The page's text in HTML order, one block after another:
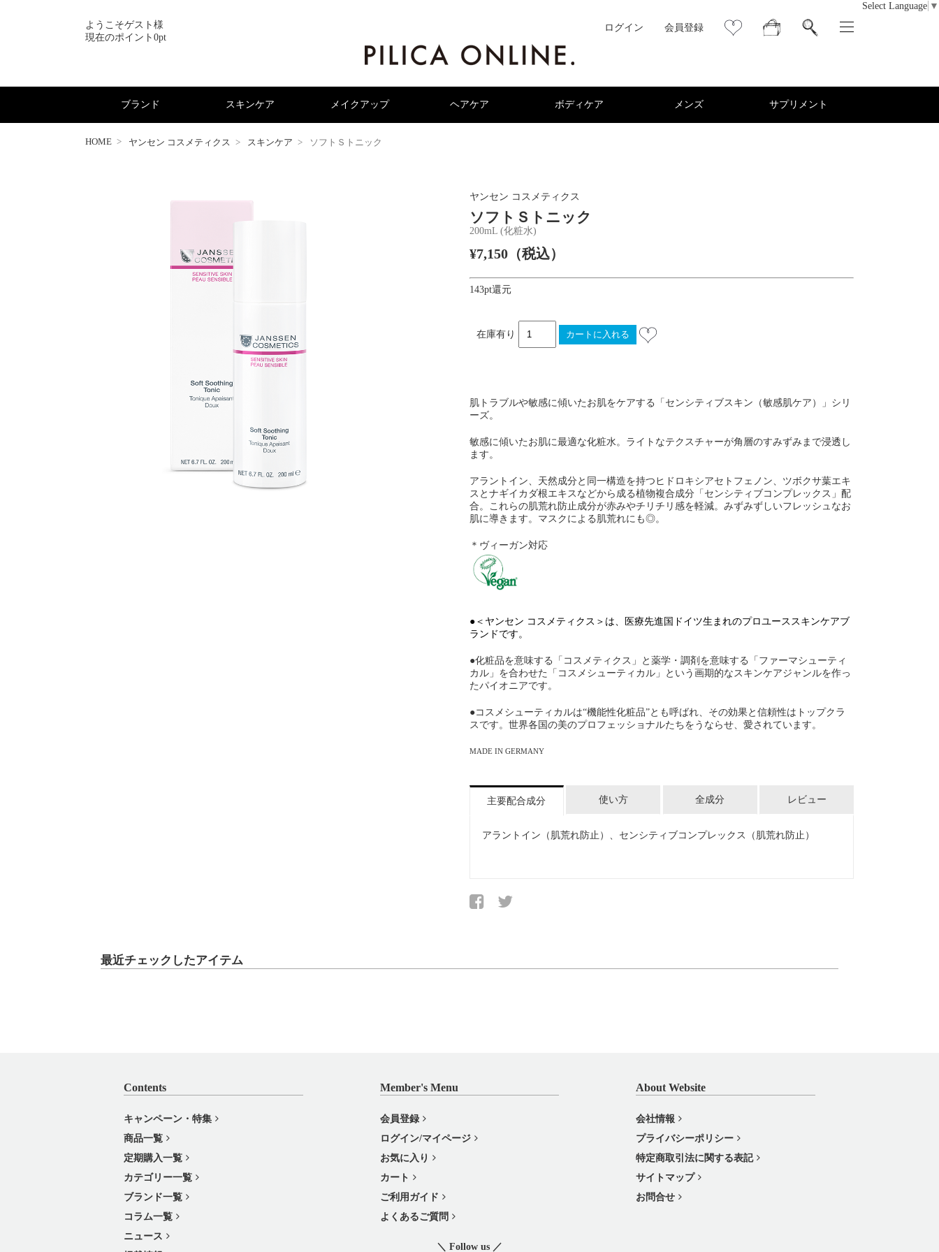
Select Language ▼
ようこそゲスト様
現在のポイント0pt
ログイン 会員登録
ブランド スキンケア メイクアップ ヘアケア ボディケア メンズ サプリメント
HOME ヤンセン コスメティクス スキンケア ソフトＳトニック
ヤンセン コスメティクス
ソフトＳトニック
200mL (化粧水)
¥7,150（税込）
143pt還元
在庫有り
肌トラブルや敏感に傾いたお肌をケアする「センシティブスキン（敏感肌ケア）」シリ
ーズ。
敏感に傾いたお肌に最適な化粧水。ライトなテクスチャーが角層のすみずみまで浸透し
ます。
アラントイン、天然成分と同一構造を持つヒドロキシアセトフェノン、ツボクサ葉エキ
スとナギイカダ根エキスなどから成る植物複合成分「センシティブコンプレックス」配
合。これらの肌荒れ防止成分が赤みやチリチリ感を軽減。みずみずしいフレッシュなお
肌に導きます。マスクによる肌荒れにも◎。
＊ヴィーガン対応
●＜ヤンセン コスメティクス＞は、医療先進国ドイツ生まれのプロユーススキンケアブ
ランドです。
●化粧品を意味する「コスメティクス」と薬学・調剤を意味する「ファーマシューティ
カル」を合わせた「コスメシューティカル」という画期的なスキンケアジャンルを作っ
たパイオニアです。
●コスメシューティカルは“機能性化粧品”とも呼ばれ、その効果と信頼性はトップクラ
スです。世界各国の美のプロフェッショナルたちをうならせ、愛されています。
MADE IN GERMANY
主要配合成分 使い方 全成分 レビュー
アラントイン（肌荒れ防止）、センシティブコンプレックス（肌荒れ防止）
最近チェックしたアイテム
Contents
キャンペーン・特集
商品一覧
定期購入一覧
カテゴリー一覧
ブランド一覧
コラム一覧
ニュース
Member's Menu
会員登録
ログイン/マイページ
お気に入り
カート
ご利用ガイド
よくあるご質問
＼ Follow us ／
About Website
会社情報
プライバシーポリシー
特定商取引法に関する表記
サイトマップ
お問合せ